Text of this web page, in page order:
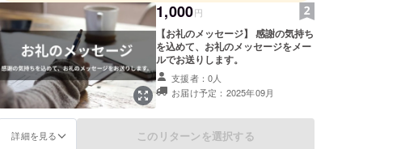
1,000円
【お礼のメッセージ】 感謝の気持ち
を込めて、お礼のメッセージをメー
ルでお送りします。
支援者：0人
お届け予定：2025年09月
詳細を見る このリターンを選択する